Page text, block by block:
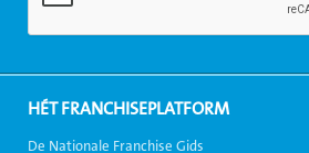
HÉT FRANCHISEPLATFORM
De Nationale Franchise Gids